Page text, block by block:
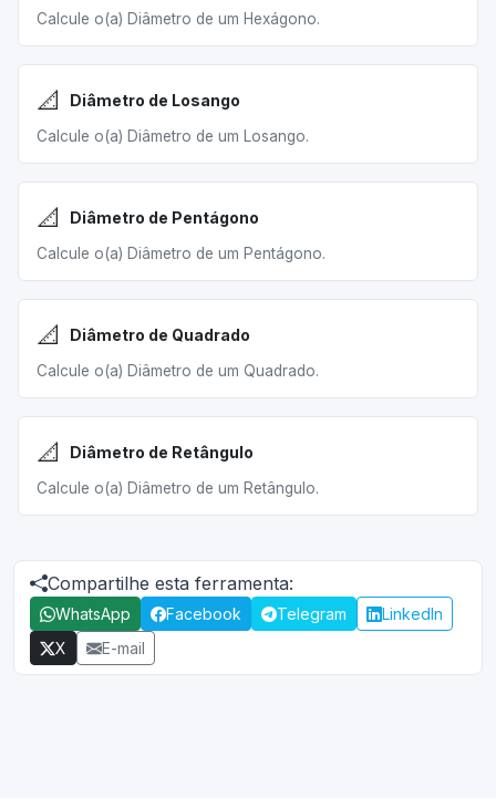
Calcule o(a) Diâmetro de um Hexágono.
📐 Diâmetro de Losango
Calcule o(a) Diâmetro de um Losango.
📐 Diâmetro de Pentágono
Calcule o(a) Diâmetro de um Pentágono.
📐 Diâmetro de Quadrado
Calcule o(a) Diâmetro de um Quadrado.
📐 Diâmetro de Retângulo
Calcule o(a) Diâmetro de um Retângulo.
Compartilhe esta ferramenta:
WhatsApp Facebook Telegram
LinkedIn
X
E-mail